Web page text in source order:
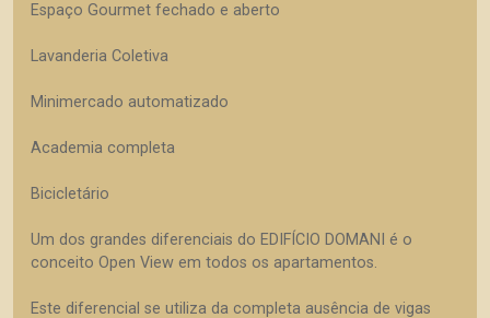
Espaço Gourmet fechado e aberto
Lavanderia Coletiva
Minimercado automatizado
Academia completa
Bicicletário
Um dos grandes diferenciais do EDIFÍCIO DOMANI é o
conceito Open View em todos os apartamentos.
Este diferencial se utiliza da completa ausência de vigas